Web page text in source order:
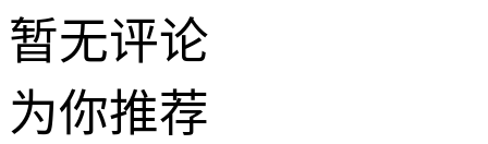
暂无评论
为你推荐